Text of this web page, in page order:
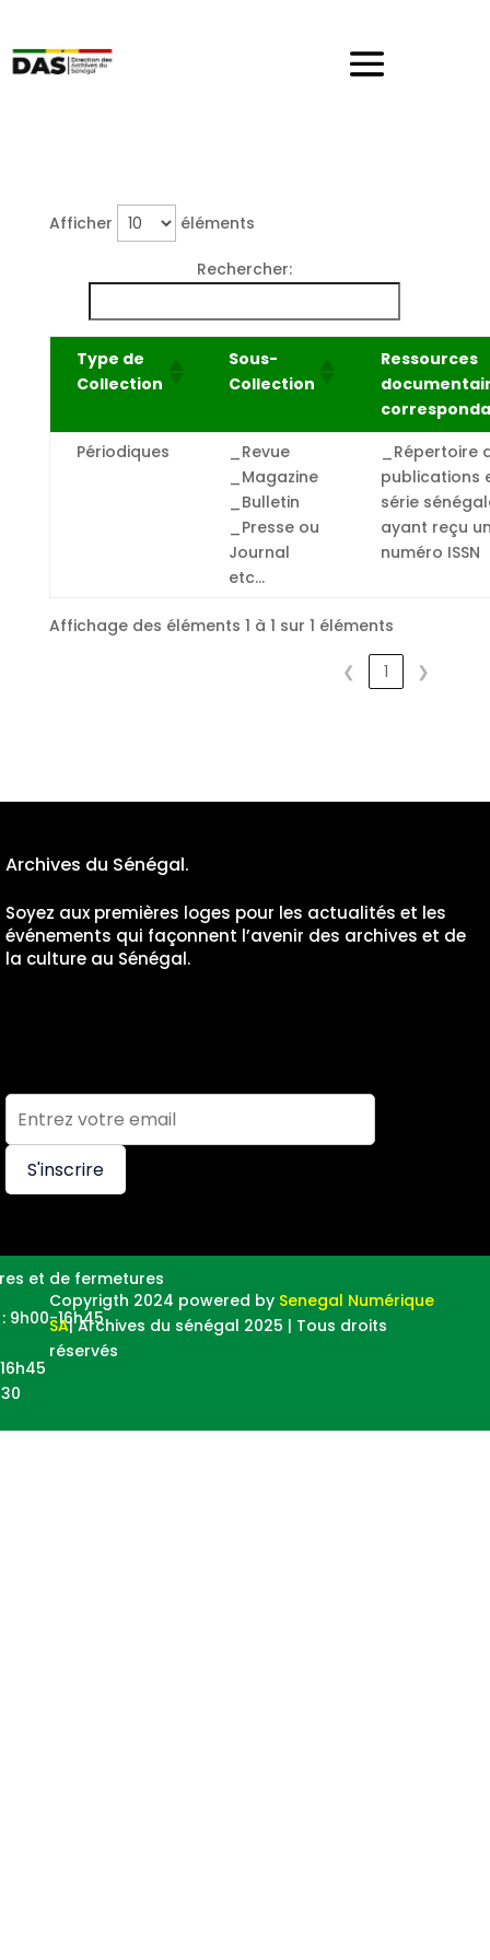
Afficher éléments
Rechercher:
Type de
Collection
Sous-
Collection
Ressources
Périodiques
_Revue
_Magazine
_Bulletin
_Presse ou
Journal
etc...
_Répertoire
publications
série
ayant reçu
numéro ISSN
Affichage des éléments 1 à 1 sur 1 éléments
❮ 1 ❯
Archives du Sénégal.
Soyez aux premières loges pour les actualités et les
événements qui façonnent l’avenir des archives et de
la culture au Sénégal.
S'inscrire
et de fermetures
9h00-16h45
Copyrigth 2024 powered by Senegal Numérique
SA| Archives du sénégal 2025 | Tous droits
réservés